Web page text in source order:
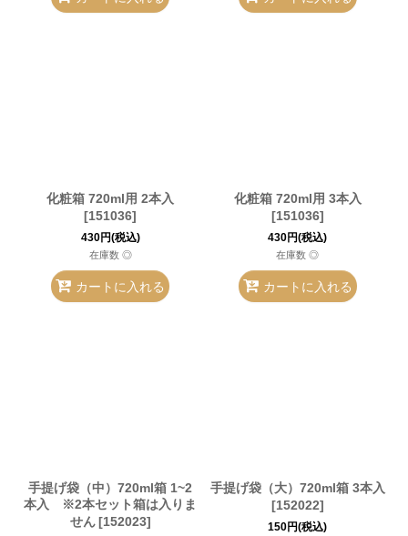
化粧箱 720ml用 2本入
[151036]
430円(税込)
在庫数 ◎
カートに入れる
化粧箱 720ml用 3本入
[151036]
430円(税込)
在庫数 ◎
カートに入れる
手提げ袋（中）720ml箱 1~2
本入 ※2本セット箱は入りま
せん [152023]
手提げ袋（大）720ml箱 3本入
[152022]
150円(税込)